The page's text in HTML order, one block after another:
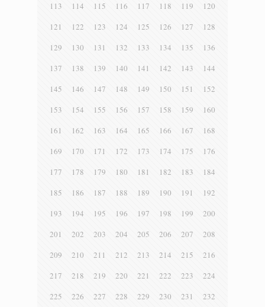
113
114 115 116 117 118 119
120
121
122 123 124 125 126 127
128
129
130 131 132 133 134 135
136
137
138 139 140 141 142 143
144
145
146 147 148 149 150 151
152
153
154 155 156 157 158 159
160
161
162 163 164 165 166 167
168
169
170 171 172 173 174 175
176
177
178 179 180 181 182 183
184
185
186 187 188 189 190 191
192
193
194 195 196 197 198 199
200
201
202 203 204 205 206 207
208
209
210 211 212 213 214 215
216
217
218 219 220 221 222 223
224
225
226 227 228 229 230 231
232